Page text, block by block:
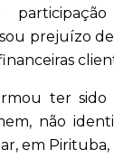
prejuízo de
ter sido
não
em Pirituba,